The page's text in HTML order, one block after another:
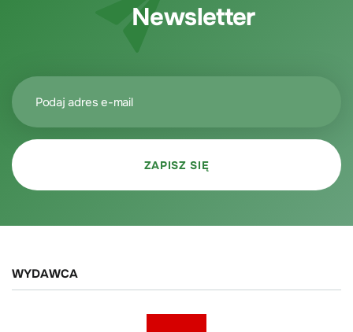
Newsletter
WYDAWCA